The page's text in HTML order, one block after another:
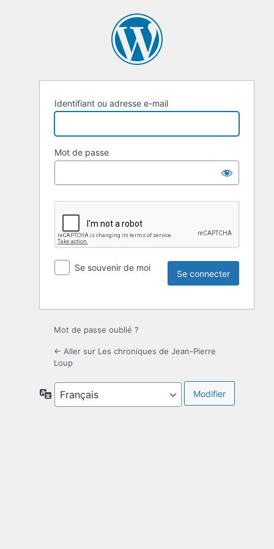
Identifiant ou adresse e-mail
Mot de passe
Se souvenir de moi
Mot de passe oublié ?
← Aller sur Les chroniques de Jean-Pierre
Loup
Langue